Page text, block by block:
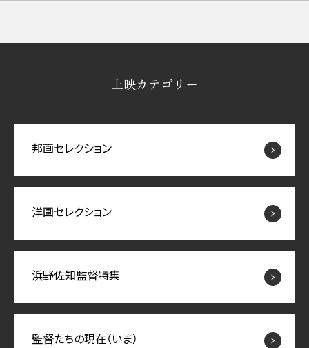
上映カテゴリー
邦画セレクション
洋画セレクション
浜野佐知監督特集
監督たちの現在（いま）